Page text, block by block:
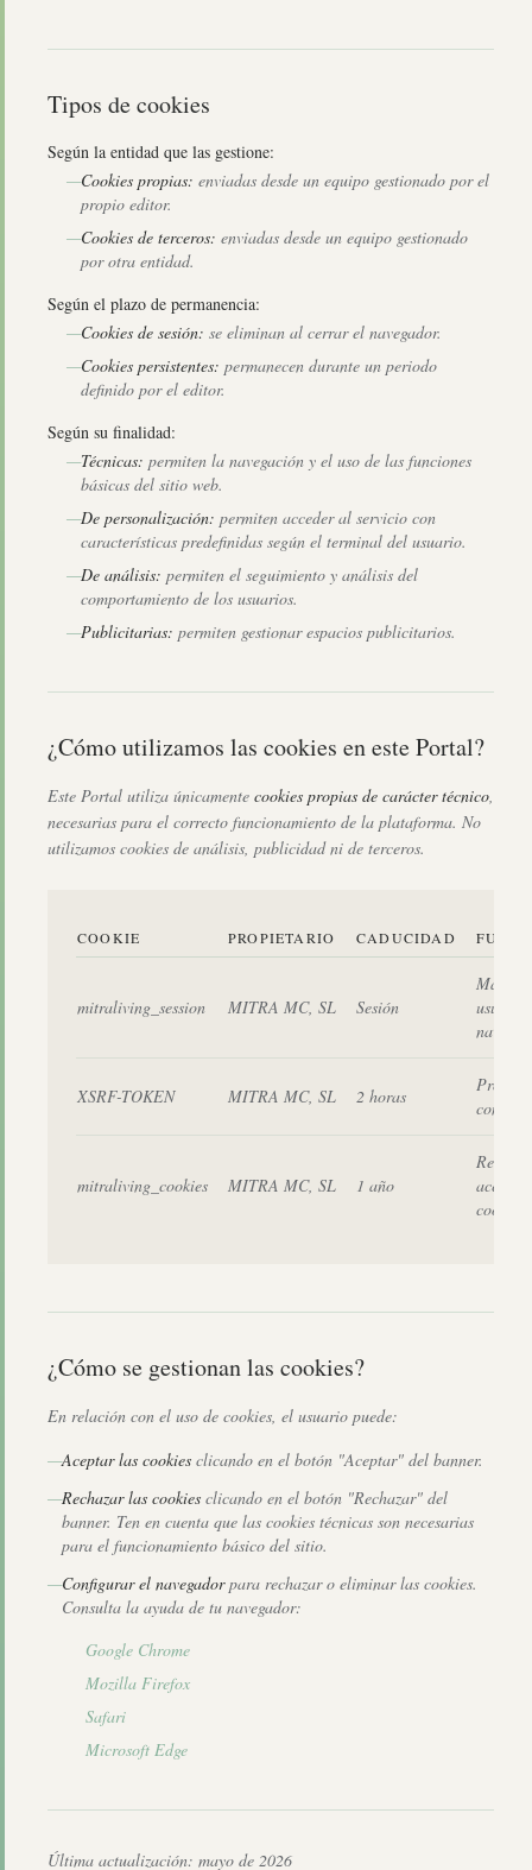
Tipos de cookies
Según la entidad que las gestione:
—Cookies propias: enviadas desde un equipo gestionado por el
propio editor.
—Cookies de terceros: enviadas desde un equipo gestionado
por otra entidad.
Según el plazo de permanencia:
—Cookies de sesión: se eliminan al cerrar el navegador.
—Cookies persistentes: permanecen durante un periodo
definido por el editor.
Según su finalidad:
—Técnicas: permiten la navegación y el uso de las funciones
básicas del sitio web.
—De personalización: permiten acceder al servicio con
características predefinidas según el terminal del usuario.
—De análisis: permiten el seguimiento y análisis del
comportamiento de los usuarios.
—Publicitarias: permiten gestionar espacios publicitarios.
¿Cómo utilizamos las cookies en este Portal?
Este Portal utiliza únicamente cookies propias de carácter técnico,
necesarias para el correcto funcionamiento de la plataforma. No
utilizamos cookies de análisis, publicidad ni de terceros.
COOKIE PROPIETARIO CADUCIDAD
mitraliving_session MITRA MC, SL Sesión
usuario
XSRF-TOKEN MITRA MC, SL 2 horas
contra
mitraliving_cookies MITRA MC, SL 1 año
cookies
¿Cómo se gestionan las cookies?
En relación con el uso de cookies, el usuario puede:
—Aceptar las cookies clicando en el botón "Aceptar" del banner.
—Rechazar las cookies clicando en el botón "Rechazar" del
banner. Ten en cuenta que las cookies técnicas son necesarias
para el funcionamiento básico del sitio.
—Configurar el navegadorpara rechazar o eliminar las cookies.
Consulta la ayuda de tu navegador:
Google Chrome
Mozilla Firefox
Safari
Microsoft Edge
Última actualización: mayo de 2026